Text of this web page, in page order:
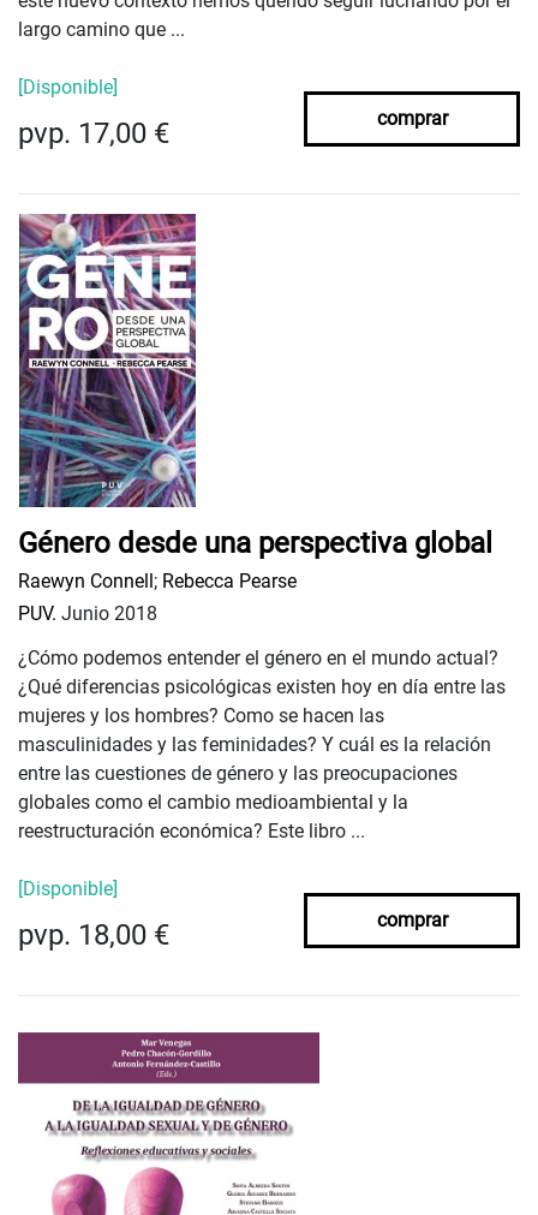
largo camino que ...
[Disponible]
pvp. 17,00 € comprar
Género desde una perspectiva global
Raewyn Connell; Rebecca Pearse
PUV. Junio 2018
¿Cómo podemos entender el género en el mundo actual?
¿Qué diferencias psicológicas existen hoy en día entre las
mujeres y los hombres? Como se hacen las
masculinidades y las feminidades? Y cuál es la relación
entre las cuestiones de género y las preocupaciones
globales como el cambio medioambiental y la
reestructuración económica? Este libro ...
[Disponible]
pvp. 18,00 € comprar